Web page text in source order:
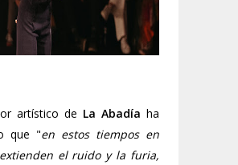
artístico de La Abadía ha
que "en estos tiempos en
el ruido y la furia,